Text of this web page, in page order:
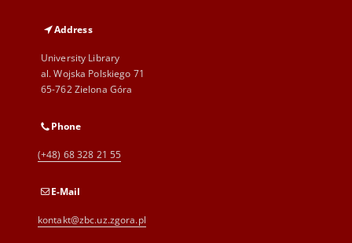
Address
University Library
al. Wojska Polskiego 71
65-762 Zielona Góra
Phone
(+48) 68 328 21 55
E-Mail
kontakt@zbc.uz.zgora.pl